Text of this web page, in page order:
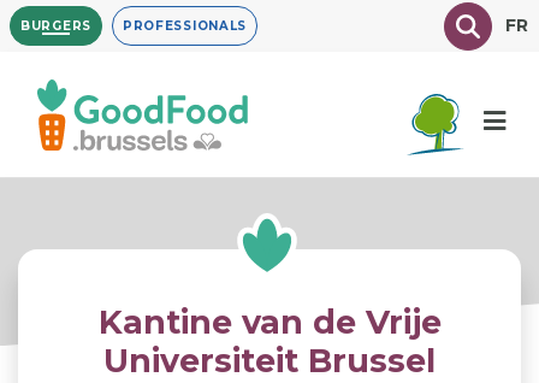
Overslaan
en
inhoud
gaan
BURGERS PROFESSIONALS TexteFR
Kantine van de Vrije
Universiteit Brussel